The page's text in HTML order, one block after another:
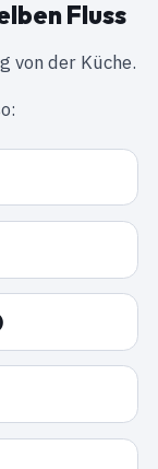
Fluss
von der Küche.